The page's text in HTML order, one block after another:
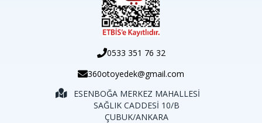
0533 351 76 32
360otoyedek@gmail.com
ESENBOĞA MERKEZ MAHALLESİ
SAĞLIK CADDESİ 10/B
ÇUBUK/ANKARA